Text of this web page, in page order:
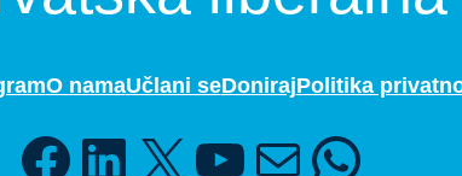
O namaUčlani seDonirajPolitika
FacebookLinkedIn
X YouTube
Mail WhatsApp